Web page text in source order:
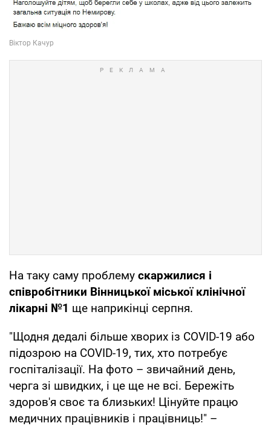
На таку саму проблему скаржилися і
співробітники Вінницької міської клінічної
лікарні №1 ще наприкінці серпня.
"Щодня дедалі більше хворих із COVID-19 або
підозрою на COVID-19, тих, хто потребує
госпіталізації. На фото – звичайний день,
черга зі швидких, і це ще не всі. Бережіть
здоров'я своє та близьких! Цінуйте працю
медичних працівників і працівниць!" –